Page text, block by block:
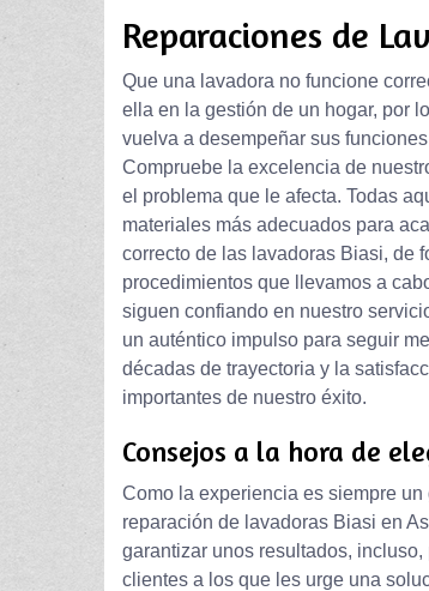
Reparaciones de
Que una lavadora no funcione
ella en la gestión de un hogar, por
vuelva a desempeñar sus
Compruebe la excelencia de
el problema que le afecta. Todas
materiales más adecuados para
correcto de las lavadoras Biasi, de
procedimientos que llevamos a
siguen confiando en nuestro
un auténtico impulso para seguir
décadas de trayectoria y la
importantes de nuestro éxito.
Consejos a la hora de
Como la experiencia es siempre
reparación de lavadoras Biasi en
garantizar unos resultados,
clientes a los que les urge una